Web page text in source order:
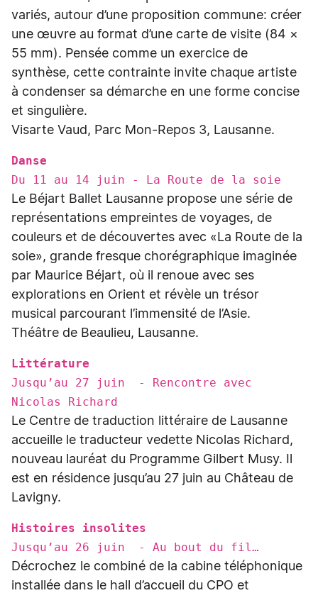
variés, autour d’une proposition commune: créer
une œuvre au format d’une carte de visite (84 ×
55 mm). Pensée comme un exercice de
synthèse, cette contrainte invite chaque artiste
à condenser sa démarche en une forme concise
et singulière.
Visarte Vaud, Parc Mon-Repos 3, Lausanne.
Danse
Du 11 au 14 juin - La Route de la soie
Le Béjart Ballet Lausanne propose une série de
représentations empreintes de voyages, de
couleurs et de découvertes avec «La Route de la
soie», grande fresque chorégraphique imaginée
par Maurice Béjart, où il renoue avec ses
explorations en Orient et révèle un trésor
musical parcourant l’immensité de l’Asie.
Théâtre de Beaulieu, Lausanne.
Littérature
Jusqu’au 27 juin - Rencontre avec
Nicolas Richard
Le Centre de traduction littéraire de Lausanne
accueille le traducteur vedette Nicolas Richard,
nouveau lauréat du Programme Gilbert Musy. Il
est en résidence jusqu’au 27 juin au Château de
Lavigny.
Histoires insolites
Jusqu’au 26 juin - Au bout du fil…
Décrochez le combiné de la cabine téléphonique
installée dans le hall d’accueil du CPO et